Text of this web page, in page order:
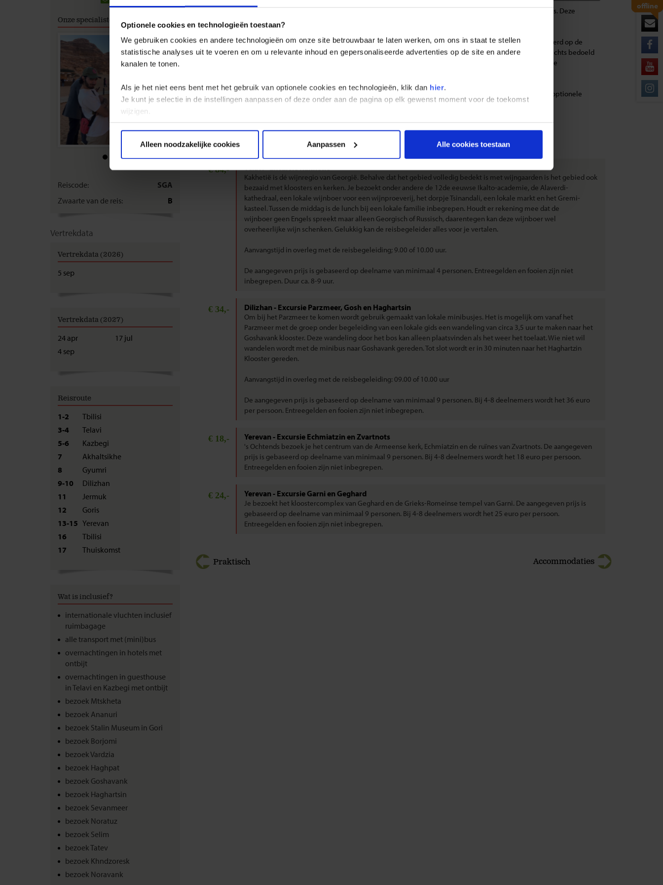
Optionele cookies en technologieën toestaan?
We gebruiken cookies en andere technologieën om onze site betrouwbaar te laten werken, om ons in staat te stellen
statistische analyses uit te voeren en om u relevante inhoud en gepersonaliseerde advertenties op de site en andere
kanalen te tonen.
Als je het niet eens bent met het gebruik van optionele cookies en technologieën, klik dan hier.
Je kunt je selectie in de instellingen aanpassen of deze onder aan de pagina op elk gewenst moment voor de toekomst
wijzigen.
Alleen noodzakelijke cookies
Aanpassen Alle cookies toestaan
offline
Onze specialisten
Reiscode:
SGA
Zwaarte van de reis:
B
Vertrekdata
Vertrekdata (2026)
5 sep
Vertrekdata (2027)
24 apr
17 jul
4 sep
Reisroute
1-2
Tbilisi
3-4
Telavi
5-6
Kazbegi
7
Akhaltsikhe
8
Gyumri
9-10
Dilizhan
11
Jermuk
12
Goris
13-15 Yerevan
16
Tbilisi
17
Thuiskomst
Wat is inclusief?
internationale vluchten inclusief
ruimbagage
alle transport met (mini)bus
overnachtingen in hotels met
ontbijt
overnachtingen in guesthouse
in Telavi en Kazbegi met ontbijt
bezoek Mtskheta
bezoek Ananuri
bezoek Stalin Museum in Gori
bezoek Borjomi
bezoek Vardzia
bezoek Haghpat
bezoek Goshavank
bezoek Haghartsin
bezoek Sevanmeer
bezoek Noratuz
bezoek Selim
bezoek Tatev
bezoek Khndzoresk
bezoek Noravank
Tijdens je reis is het mogelijk om deel te nemen aan door de reisbegeleiding ter plaatse aangeboden ‘losse’ excursies. Deze
excursies zijn facultatief.
Om je een idee te geven van de kosten van deze excursies vermelden we hier de richtbedragen per persoon gebaseerd op de
deelname van minimaal 6 deelnemers. Door koersschommelingen kan de prijs veranderen. De bedragen zijn dus slechts bedoeld
om je een indicatie van de kosten te geven. Omdat de entreegelden vaak veranderen, zijn deze niet opgenomen in de
Alle prijzen van de excursies zijn genoemd in euro's. Ter plekke betaal je de excursies in de lokale munteenheid. De optionele
excursies zijn onder voorbehoud van beschikbaarheid.
€ 84,-
Kakhetië is dé wijnregio van Georgië. Behalve dat het gebied volledig bedekt is met wijngaarden is het gebied ook
bezaaid met kloosters en kerken. Je bezoekt onder andere de 12de eeuwse Ikalto-academie, de Alaverdi-
kathedraal, een lokale wijnboer voor een wijnproeverij, het dorpje Tsinandali, een lokale markt en het Gremi-
kasteel. Tussen de middag is de lunch bij een lokale familie inbegrepen. Houdt er rekening mee dat de
wijnboer geen Engels spreekt maar alleen Georgisch of Russisch, daarentegen kan deze wijnboer wel
overheerlijke wijn schenken. Gelukkig kan de reisbegeleider alles voor je vertalen.
Aanvangstijd in overleg met de reisbegeleiding; 9.00 of 10.00 uur.
De aangegeven prijs is gebaseerd op deelname van minimaal 4 personen. Entreegelden en fooien zijn niet
inbegrepen. Duur ca. 8-9 uur.
€ 34,- Dilizhan - Excursie Parzmeer, Gosh en Haghartsin
Om bij het Parzmeer te komen wordt gebruik gemaakt van lokale minibusjes. Het is mogelijk om vanaf het
Parzmeer met de groep onder begeleiding van een lokale gids een wandeling van circa 3,5 uur te maken naar het
Goshavank klooster. Deze wandeling door het bos kan alleen plaatsvinden als het weer het toelaat. Wie niet wil
wandelen wordt met de minibus naar Goshavank gereden. Tot slot wordt er in 30 minuten naar het Haghartzin
Klooster gereden.
Aanvangstijd in overleg met de reisbegeleiding: 09.00 of 10.00 uur
De aangegeven prijs is gebaseerd op deelname van minimaal 9 personen. Bij 4-8 deelnemers wordt het 36 euro
per persoon. Entreegelden en fooien zijn niet inbegrepen.
€ 18,- Yerevan - Excursie Echmiatzin en Zvartnots
's Ochtends bezoek je het centrum van de Armeense kerk, Echmiatzin en de ruïnes van Zvartnots. De aangegeven
prijs is gebaseerd op deelname van minimaal 9 personen. Bij 4-8 deelnemers wordt het 18 euro per persoon.
Entreegelden en fooien zijn niet inbegrepen.
€ 24,- Yerevan - Excursie Garni en Geghard
Je bezoekt het kloostercomplex van Geghard en de Grieks-Romeinse tempel van Garni. De aangegeven prijs is
gebaseerd op deelname van minimaal 9 personen. Bij 4-8 deelnemers wordt het 25 euro per persoon.
Entreegelden en fooien zijn niet inbegrepen.
Praktisch Accommodaties